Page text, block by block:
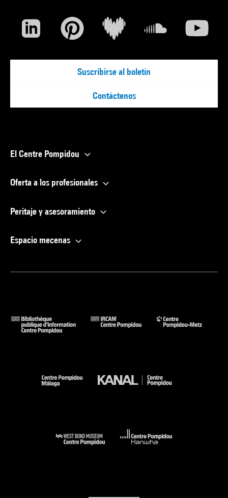
Suscribirse al boletín
Contáctenos
El Centre Pompidou
Oferta a los profesionales
Peritaje y asesoramiento
Espacio mecenas